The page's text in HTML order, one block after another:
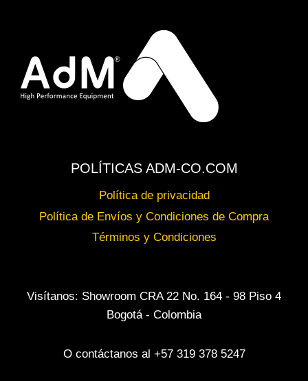
POLÍTICAS ADM-CO.COM
Política de privacidad
Política de Envíos y Condiciones de Compra
Términos y Condiciones
Visítanos: Showroom CRA 22 No. 164 - 98 Piso 4
Bogotá - Colombia
O contáctanos al +57 319 378 5247